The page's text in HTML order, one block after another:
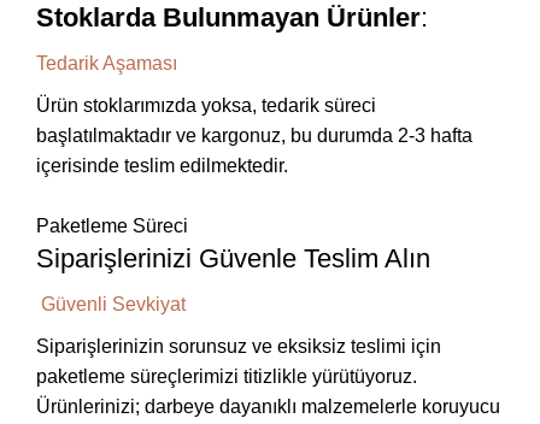
Stoklarda Bulunmayan Ürünler:
Tedarik Aşaması
Ürün stoklarımızda yoksa, tedarik süreci
başlatılmaktadır ve kargonuz, bu durumda 2-3 hafta
içerisinde teslim edilmektedir.
Paketleme Süreci
Siparişlerinizi Güvenle Teslim Alın
Güvenli Sevkiyat
Siparişlerinizin sorunsuz ve eksiksiz teslimi için
paketleme süreçlerimizi titizlikle yürütüyoruz.
Ürünlerinizi; darbeye dayanıklı malzemelerle koruyucu